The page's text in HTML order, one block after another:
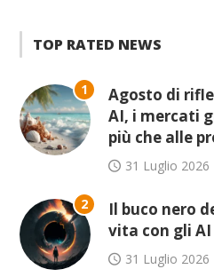
TOP RATED NEWS
1
Agosto di
AI, i mercati
più che alle
31 Luglio 2026
2
Il buco nero
vita con gli AI
31 Luglio 2026